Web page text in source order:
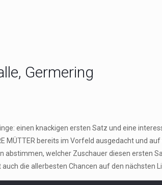
Germering
einen knackigen ersten Satz und eine
MÜTTER bereits im Vorfeld ausgedacht und
abstimmen, welcher Zuschauer diesen
die allerbesten Chancen auf den nächsten